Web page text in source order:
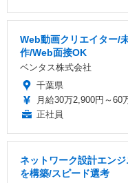
Web動画クリエイター/
作/Web面接OK
ベンタス株式会社
千葉県
月給30万2,900円～60
正社員
ネットワーク設計エン
を構築/スピード選考